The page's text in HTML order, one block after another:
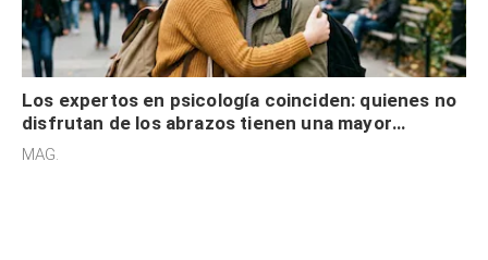
Los expertos en psicología coinciden: quienes no
disfrutan de los abrazos tienen una mayor
sensibilidad a los estímulos físicos y no es por
MAG.